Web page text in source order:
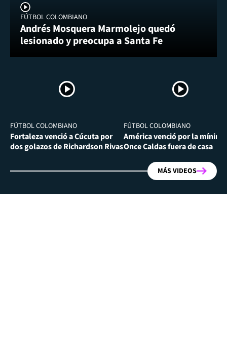
FÚTBOL COLOMBIANO
Andrés Mosquera Marmolejo quedó
lesionado y preocupa a Santa Fe
FÚTBOL COLOMBIANO
Fortaleza venció a Cúcuta por
dos golazos de Richardson Rivas
FÚTBOL COLOMBIANO
América venció por la
Once Caldas fuera de casa
MÁS VIDEOS